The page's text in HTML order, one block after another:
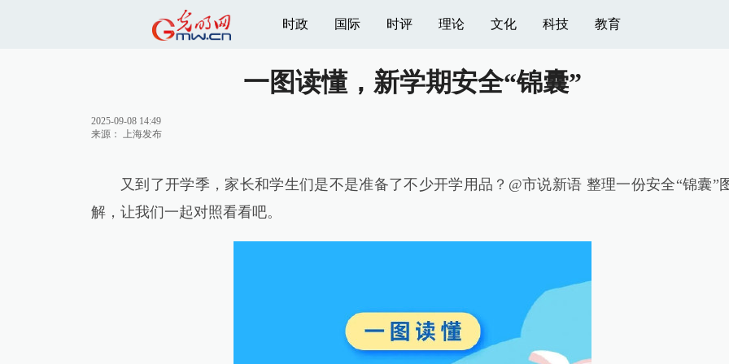
时政 国际 时评 理论 文化 科技 教育
一图读懂，新学期安全“锦囊”
2025-09-08 14:49
来源： 上海发布
又到了开学季，家长和学生们是不是准备了不少开学用品？@市说新语 整理一份安全“锦囊”
解，让我们一起对照看看吧。